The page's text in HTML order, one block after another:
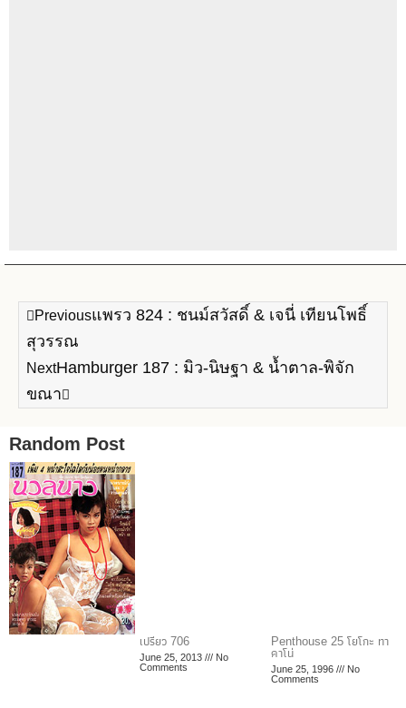
Previousแพรว 824 : ชนม์สวัสดิ์ & เจนี่ เทียนโพธิ์
สุวรรณ
NextHamburger 187 : มิว-นิษฐา & น้ำตาล-พิจัก
ขณา
Random Post
เปรียว 706
June 25, 2013
No
Comments
Penthouse 25 โยโกะ ทา
คาโน่
June 25, 1996
No
Comments